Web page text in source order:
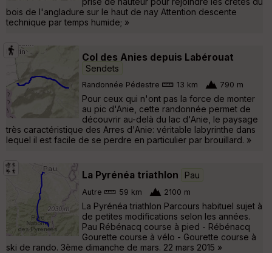
bois de l'angladure sur le haut de nay Attention descente
technique par temps humide; »
Col des Anies depuis Labérouat
Sendets
Randonnée Pédestre 13 km 790 m
Pour ceux qui n'ont pas la force de monter
au pic d'Anie, cette randonnée permet de
découvrir au-delà du lac d'Anie, le paysage
très caractéristique des Arres d'Anie: véritable labyrinthe dans
lequel il est facile de se perdre en particulier par brouillard. »
La Pyrénéa triathlon Pau
Autre 59 km 2100 m
La Pyrénéa triathlon Parcours habituel sujet à
de petites modifications selon les années.
Pau Rébénacq course à pied - Rébénacq
Gourette course à vélo - Gourette course à
ski de rando. 3ème dimanche de mars. 22 mars 2015 »